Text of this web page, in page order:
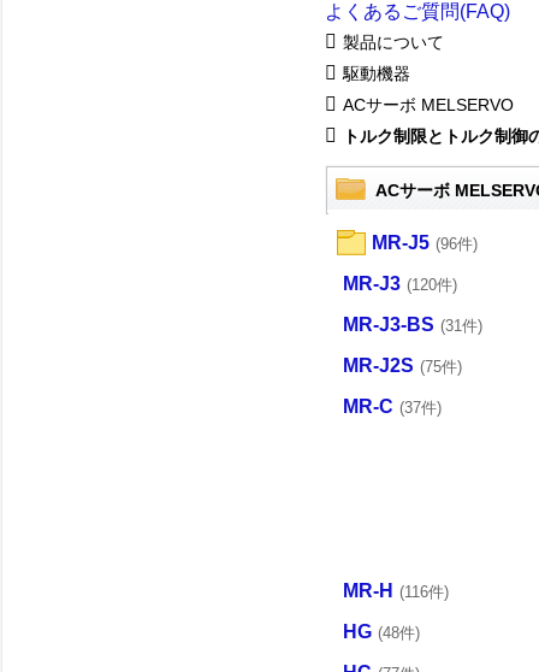
よくあるご質問(FAQ)
製品について
駆動機器
ACサーボ MELSERVO
トルク制限とトルク制御
ACサーボ
MR-J5 (96件)
MR-J3 (120件)
MR-J3-BS (31件)
MR-J2S (75件)
MR-C (37件)
MR-H (116件)
HG (48件)